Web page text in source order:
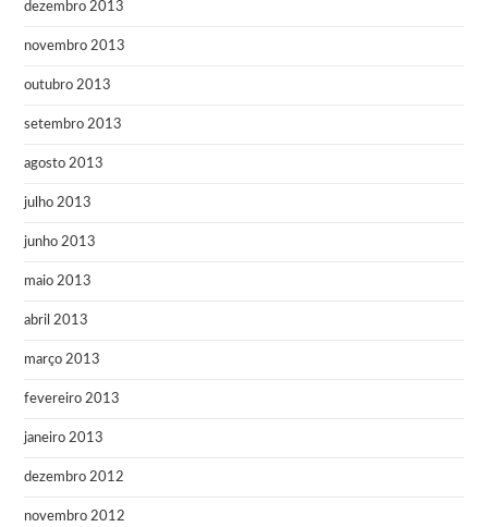
dezembro 2013
novembro 2013
outubro 2013
setembro 2013
agosto 2013
julho 2013
junho 2013
maio 2013
abril 2013
março 2013
fevereiro 2013
janeiro 2013
dezembro 2012
novembro 2012